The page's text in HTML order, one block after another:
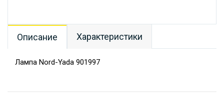
Описание Характеристики
Лампа Nord-Yada 901997